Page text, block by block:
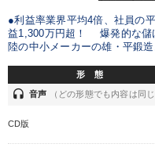
●利益率業界平均4倍、社員の
益1,300万円超！ 爆発的な
陸の中小メーカーの雄・平鍛
形 態
headset 音声 （どの形態でも内容は同じ
CD版